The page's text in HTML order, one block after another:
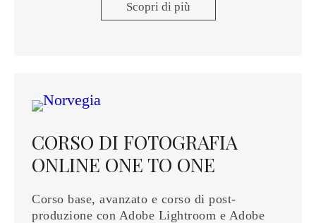
Scopri di più
CORSO DI FOTOGRAFIA
ONLINE ONE TO ONE
Corso base, avanzato e corso di post-
produzione con Adobe Lightroom e Adobe